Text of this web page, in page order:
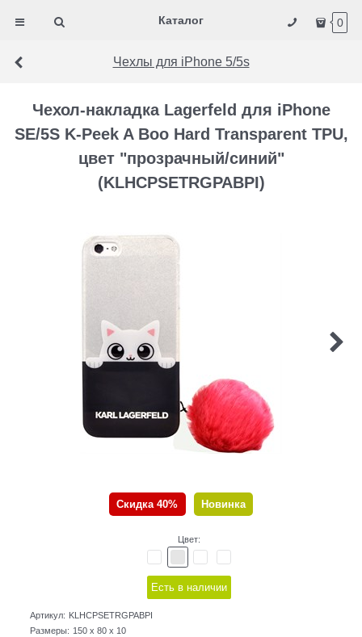
Каталог 0
Чехлы для iPhone 5/5s
Чехол-накладка Lagerfeld для iPhone
SE/5S K-Peek A Boo Hard Transparent TPU,
цвет "прозрачный/синий"
(KLHCPSETRGPABPI)
Скидка 40% Новинка
Цвет:
Есть в наличии
Артикул: KLHCPSETRGPABPI
Размеры: 150 x 80 x 10